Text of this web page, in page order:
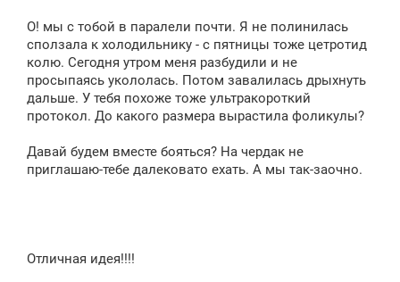
О! мы с тобой в паралели почти. Я не полинилась
сползала к холодильнику - с пятницы тоже цетротид
колю. Сегодня утром меня разбудили и не
просыпаясь укололась. Потом завалилась дрыхнуть
дальше. У тебя похоже тоже ультракороткий
протокол. До какого размера вырастила фоликулы?
Давай будем вместе бояться? На чердак не
приглашаю-тебе далековато ехать. А мы так-заочно.
Отличная идея!!!!